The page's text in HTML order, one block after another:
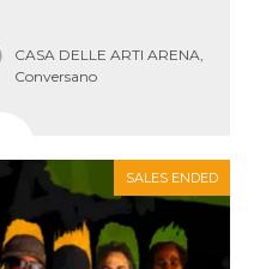
CASA DELLE ARTI ARENA,
Conversano
SALES ENDED